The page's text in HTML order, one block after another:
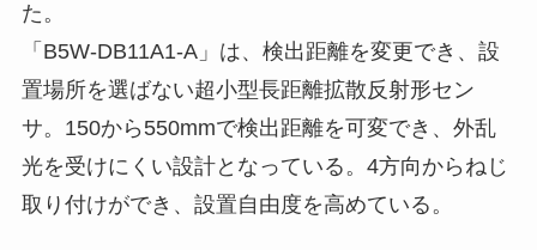
た。
「B5W-DB11A1-A」は、検出距離を変更でき、設
置場所を選ばない超小型長距離拡散反射形セン
サ。150から550mmで検出距離を可変でき、外乱
光を受けにくい設計となっている。4方向からねじ
取り付けができ、設置自由度を高めている。